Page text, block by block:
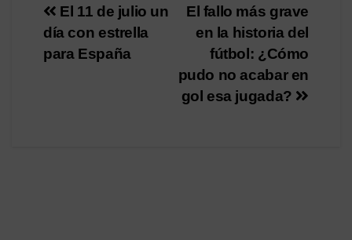
Navegación
de
El fallo más grave
en la historia del
fútbol: ¿Cómo
pudo no acabar en
gol esa jugada?
El 11 de julio un
día con estrella
para España